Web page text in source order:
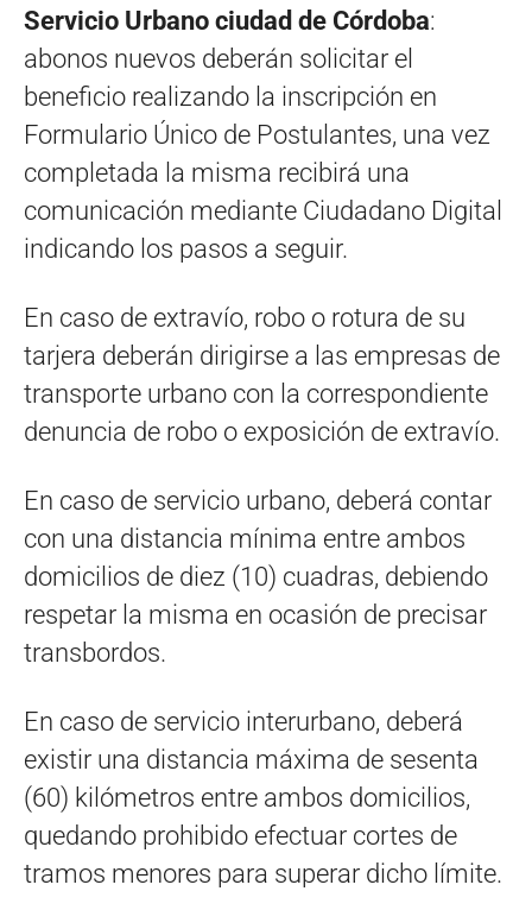
Servicio Urbano ciudad de Córdoba:
abonos nuevos deberán solicitar el
beneficio realizando la inscripción en
Formulario Único de Postulantes, una vez
completada la misma recibirá una
comunicación mediante Ciudadano Digital
indicando los pasos a seguir.
En caso de extravío, robo o rotura de su
tarjera deberán dirigirse a las empresas de
transporte urbano con la correspondiente
denuncia de robo o exposición de extravío.
En caso de servicio urbano, deberá contar
con una distancia mínima entre ambos
domicilios de diez (10) cuadras, debiendo
respetar la misma en ocasión de precisar
transbordos.
En caso de servicio interurbano, deberá
existir una distancia máxima de sesenta
(60) kilómetros entre ambos domicilios,
quedando prohibido efectuar cortes de
tramos menores para superar dicho límite.